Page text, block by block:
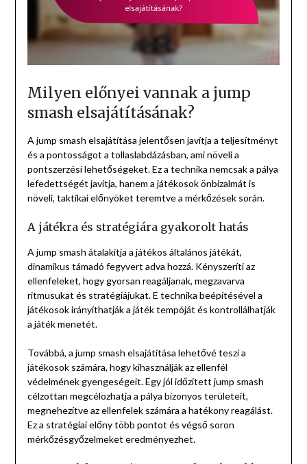
Milyen előnyei vannak a jump
smash elsajátításának?
A jump smash elsajátítása jelentősen javítja a teljesítményt
és a pontosságot a tollaslabdázásban, ami növeli a
pontszerzési lehetőségeket. Ez a technika nemcsak a pálya
lefedettségét javítja, hanem a játékosok önbizalmát is
növeli, taktikai előnyöket teremtve a mérkőzések során.
A játékra és stratégiára gyakorolt hatás
A jump smash átalakítja a játékos általános játékát,
dinamikus támadó fegyvert adva hozzá. Kényszeríti az
ellenfeleket, hogy gyorsan reagáljanak, megzavarva
ritmusukat és stratégiájukat. E technika beépítésével a
játékosok irányíthatják a játék tempóját és kontrollálhatják
a játék menetét.
Továbbá, a jump smash elsajátítása lehetővé teszi a
játékosok számára, hogy kihasználják az ellenfél
védelmének gyengeségeit. Egy jól időzített jump smash
célzottan megcélozhatja a pálya bizonyos területeit,
megnehezítve az ellenfelek számára a hatékony reagálást.
Ez a stratégiai előny több pontot és végső soron
mérkőzésgyőzelmeket eredményezhet.